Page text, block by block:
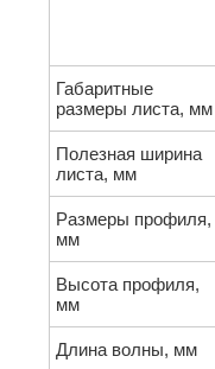
Габаритные
размеры листа, мм
Полезная ширина
листа, мм
Размеры профиля,
мм
Высота профиля,
мм
Длина волны, мм